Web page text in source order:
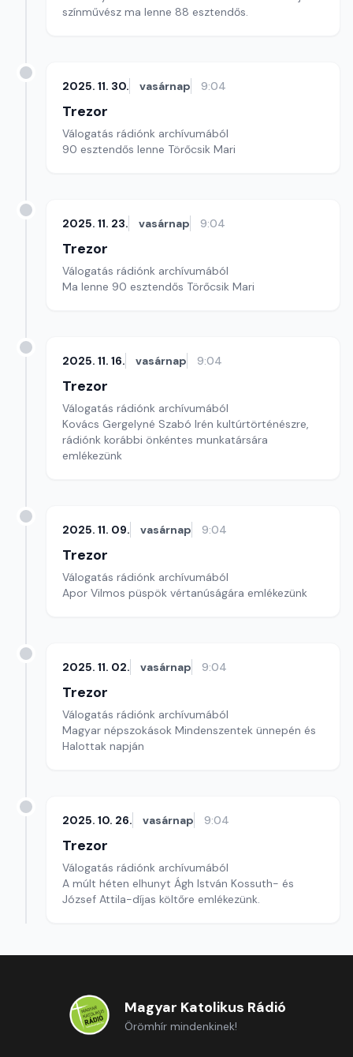
színművész ma lenne 88 esztendős.
2025. 11. 30. vasárnap 9:04
Trezor
Válogatás rádiónk archívumából
90 esztendős lenne Törőcsik Mari
2025. 11. 23. vasárnap 9:04
Trezor
Válogatás rádiónk archívumából
Ma lenne 90 esztendős Törőcsik Mari
2025. 11. 16. vasárnap 9:04
Trezor
Válogatás rádiónk archívumából
Kovács Gergelyné Szabó Irén kultúrtörténészre,
rádiónk korábbi önkéntes munkatársára
emlékezünk
2025. 11. 09. vasárnap 9:04
Trezor
Válogatás rádiónk archívumából
Apor Vilmos püspök vértanúságára emlékezünk
2025. 11. 02. vasárnap 9:04
Trezor
Válogatás rádiónk archívumából
Magyar népszokások Mindenszentek ünnepén és
Halottak napján
2025. 10. 26. vasárnap 9:04
Trezor
Válogatás rádiónk archívumából
A múlt héten elhunyt Ágh István Kossuth- és
József Attila-díjas költőre emlékezünk.
Magyar Katolikus Rádió
Örömhír mindenkinek!